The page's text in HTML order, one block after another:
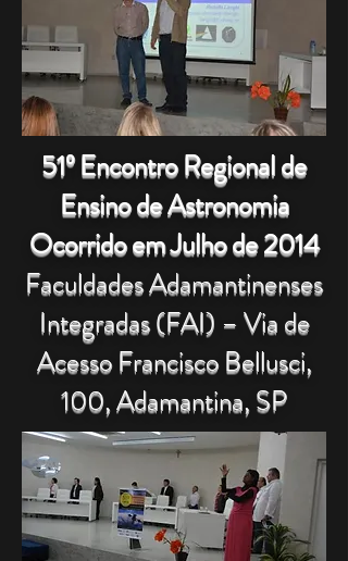
51º Encontro Regional de
Ensino de Astronomia
Ocorrido em Julho de 2014
Faculdades Adamantinenses
Integradas (FAI) – Via de
Acesso Francisco Bellusci,
100, Adamantina, SP